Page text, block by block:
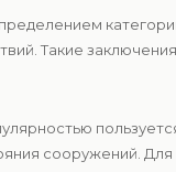
Такие
сооружений.